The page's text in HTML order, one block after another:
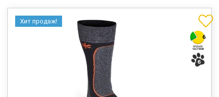
Хит продаж!